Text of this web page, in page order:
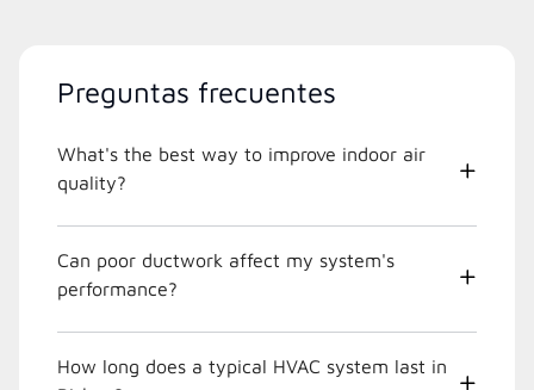
Preguntas frecuentes
What's the best way to improve indoor air
quality?
Can poor ductwork affect my system's
performance?
How long does a typical HVAC system last in